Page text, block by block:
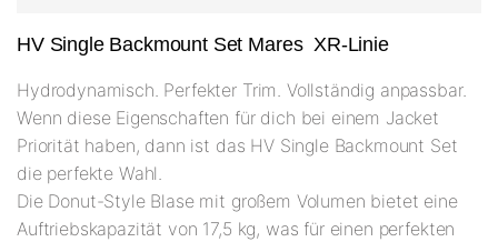
HV Single Backmount Set Mares XR-Linie
Hydrodynamisch. Perfekter Trim. Vollständig anpassbar.
Wenn diese Eigenschaften für dich bei einem Jacket
Priorität haben, dann ist das HV Single Backmount Set
die perfekte Wahl.
Die Donut-Style Blase mit großem Volumen bietet eine
Auftriebskapazität von 17,5 kg, was für einen perfekten